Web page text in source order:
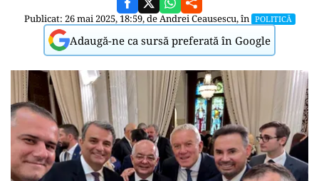
Publicat: 26 mai 2025, 18:59, deAndrei Ceausescu, în POLITICĂ
Adaugă-ne ca sursă preferată în Google